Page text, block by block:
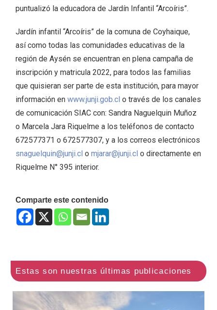
puntualizó la educadora de Jardín Infantil “Arcoíris”.
Jardín infantil “Arcoíris” de la comuna de Coyhaique,
así como todas las comunidades educativas de la
región de Aysén se encuentran en plena campaña de
inscripción y matricula 2022, para todos las familias
que quisieran ser parte de esta institución, para mayor
información enwww.junji.gob.cl o través de los canales
de comunicación SIAC con: Sandra Naguelquin Muñoz
o Marcela Jara Riquelme a los teléfonos de contacto
672577371 o 672577307, y a los correos electrónicos
snaguelquin@junji.cl omjarar@junji.cl o directamente en
Riquelme N° 395 interior.
Comparte este contenido